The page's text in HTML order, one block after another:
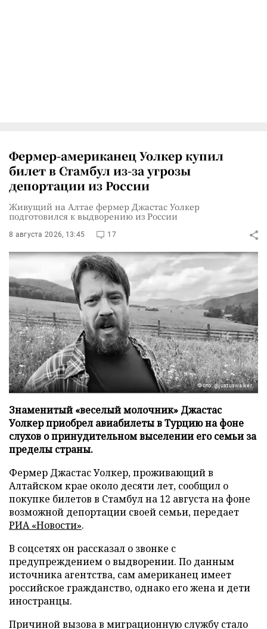
Фермер-американец Уолкер купил
билет в Стамбул из-за угрозы
депортации из России
Живущий на Алтае фермер Джастас Уолкер
подготовился к выдворению из России
8 августа 2026, 13:45 17
Фото: @justuswalker
Знаменитый «веселый молочник» Джастас
Уолкер приобрел авиабилеты в Турцию на фоне
слухов о принудительном выселении его семьи за
пределы страны.
Фермер Джастас Уолкер, проживающий в
Алтайском крае около десяти лет, сообщил о
покупке билетов в Стамбул на 12 августа на фоне
возможной депортации своей семьи, передает
РИА «Новости».
В соцсетях он рассказал о звонке с
предупреждением о выдворении. По данным
источника агентства, сам американец имеет
российское гражданство, однако его жена и дети
иностранцы.
Причиной вызова в миграционную службу стало